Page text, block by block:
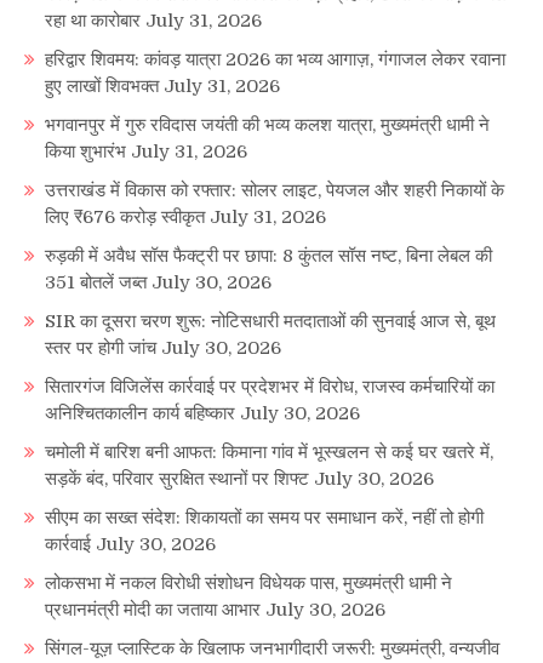
रहा था कारोबार July 31, 2026
हरिद्वार शिवमय: कांवड़ यात्रा 2026 का भव्य आगाज़, गंगाजल लेकर रवाना
हुए लाखों शिवभक्त July 31, 2026
भगवानपुर में गुरु रविदास जयंती की भव्य कलश यात्रा, मुख्यमंत्री धामी ने
किया शुभारंभ July 31, 2026
उत्तराखंड में विकास को रफ्तार: सोलर लाइट, पेयजल और शहरी निकायों के
लिए ₹676 करोड़ स्वीकृत July 31, 2026
रुड़की में अवैध सॉस फैक्ट्री पर छापा: 8 कुंतल सॉस नष्ट, बिना लेबल की
351 बोतलें जब्त July 30, 2026
SIR का दूसरा चरण शुरू: नोटिसधारी मतदाताओं की सुनवाई आज से, बूथ
स्तर पर होगी जांच July 30, 2026
सितारगंज विजिलेंस कार्रवाई पर प्रदेशभर में विरोध, राजस्व कर्मचारियों का
अनिश्चितकालीन कार्य बहिष्कार July 30, 2026
चमोली में बारिश बनी आफत: किमाना गांव में भूस्खलन से कई घर खतरे में,
सड़कें बंद, परिवार सुरक्षित स्थानों पर शिफ्ट July 30, 2026
सीएम का सख्त संदेश: शिकायतों का समय पर समाधान करें, नहीं तो होगी
कार्रवाई July 30, 2026
लोकसभा में नकल विरोधी संशोधन विधेयक पास, मुख्यमंत्री धामी ने
प्रधानमंत्री मोदी का जताया आभार July 30, 2026
सिंगल-यूज़ प्लास्टिक के खिलाफ जनभागीदारी जरूरी: मुख्यमंत्री, वन्यजीव